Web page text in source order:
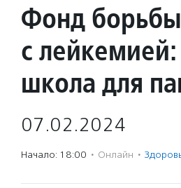
Фонд борьбы
с
школа для
07.02.2024
Начало: 18:00 · Онлайн ·